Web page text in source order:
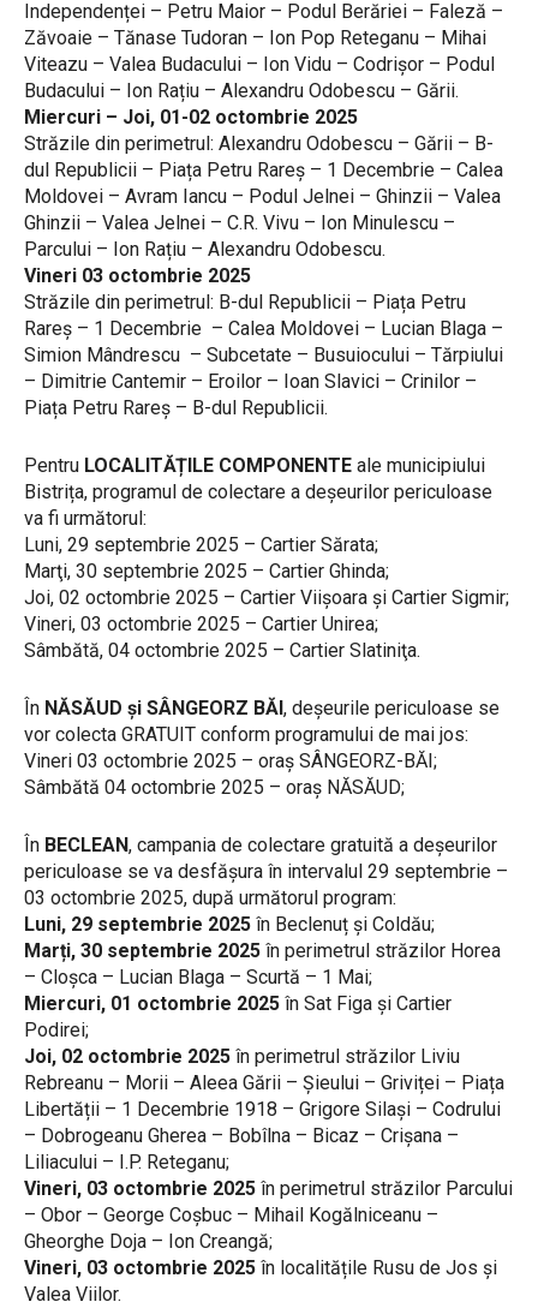
Independenței – Petru Maior – Podul Berăriei – Faleză –
Zăvoaie – Tănase Tudoran – Ion Pop Reteganu – Mihai
Viteazu – Valea Budacului – Ion Vidu – Codrișor – Podul
Budacului – Ion Rațiu – Alexandru Odobescu – Gării.
Miercuri – Joi, 01-02 octombrie 2025
Străzile din perimetrul: Alexandru Odobescu – Gării – B-
dul Republicii – Piața Petru Rareș – 1 Decembrie – Calea
Moldovei – Avram Iancu – Podul Jelnei – Ghinzii – Valea
Ghinzii – Valea Jelnei – C.R. Vivu – Ion Minulescu –
Parcului – Ion Rațiu – Alexandru Odobescu.
Vineri 03 octombrie 2025
Străzile din perimetrul: B-dul Republicii – Piața Petru
Rareș – 1 Decembrie – Calea Moldovei – Lucian Blaga –
Simion Mândrescu – Subcetate – Busuiocului – Tărpiului
– Dimitrie Cantemir – Eroilor – Ioan Slavici – Crinilor –
Piața Petru Rareș – B-dul Republicii.
Pentru LOCALITĂȚILE COMPONENTE ale municipiului
Bistrița, programul de colectare a deșeurilor periculoase
va fi următorul:
Luni, 29 septembrie 2025 – Cartier Sărata;
Marţi, 30 septembrie 2025 – Cartier Ghinda;
Joi, 02 octombrie 2025 – Cartier Viişoara şi Cartier Sigmir;
Vineri, 03 octombrie 2025 – Cartier Unirea;
Sâmbătă, 04 octombrie 2025 – Cartier Slatiniţa.
În NĂSĂUD și SÂNGEORZ BĂI, deșeurile periculoase se
vor colecta GRATUIT conform programului de mai jos:
Vineri 03 octombrie 2025 – oraș SÂNGEORZ-BĂI;
Sâmbătă 04 octombrie 2025 – oraș NĂSĂUD;
În BECLEAN, campania de colectare gratuită a deșeurilor
periculoase se va desfășura în intervalul 29 septembrie –
03 octombrie 2025, după următorul program:
Luni, 29 septembrie 2025 în Beclenuț și Coldău;
Marți, 30 septembrie 2025 în perimetrul străzilor Horea
– Cloșca – Lucian Blaga – Scurtă – 1 Mai;
Miercuri, 01 octombrie 2025 în Sat Figa și Cartier
Podirei;
Joi, 02 octombrie 2025 în perimetrul străzilor Liviu
Rebreanu – Morii – Aleea Gării – Șieului – Griviței – Piața
Libertății – 1 Decembrie 1918 – Grigore Silași – Codrului
– Dobrogeanu Gherea – Bobîlna – Bicaz – Crișana –
Liliacului – I.P. Reteganu;
Vineri, 03 octombrie 2025 în perimetrul străzilor Parcului
– Obor – George Coșbuc – Mihail Kogălniceanu –
Gheorghe Doja – Ion Creangă;
Vineri, 03 octombrie 2025 în localitățile Rusu de Jos și
Valea Viilor.